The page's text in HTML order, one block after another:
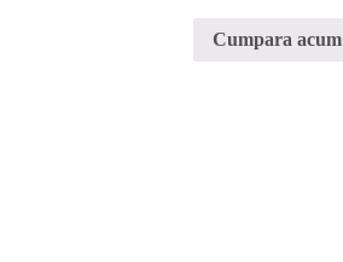
Cumpara acum